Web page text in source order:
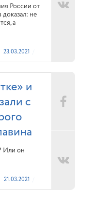
России от
доказал: не
а
23.03.2021
и
с
Или он
21.03.2021